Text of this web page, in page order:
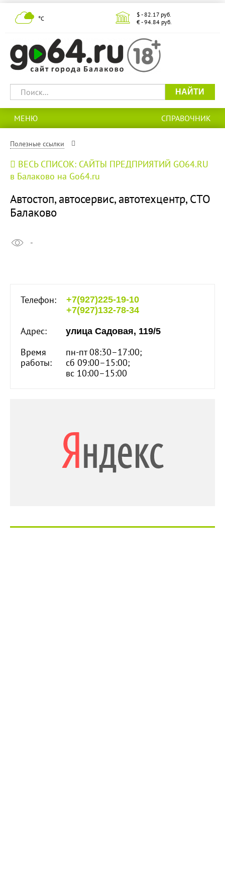
°С
$ - 82.17 руб.
€ - 94.84 руб.
НАЙТИ
МЕНЮ СПРАВОЧНИК
Полезные ссылки
ВЕСЬ СПИСОК: САЙТЫ ПРЕДПРИЯТИЙ GO64.RU
в Балаково на Go64.ru
Автостоп, автосервис, автотехцентр, СТО
Балаково
-
Телефон:
+7(927)225-19-10
+7(927)132-78-34
Адрес: улица Садовая, 119/5
Время
работы:
пн-пт 08:30–17:00;
сб 09:00–15:00;
вс 10:00–15:00